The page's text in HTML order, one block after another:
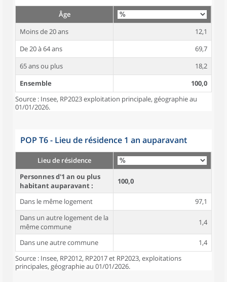
Âge
Moins de 20 ans
12,1
De 20 à 64 ans
69,7
65 ans ou plus
18,2
Ensemble
100,0
Source : Insee, RP2023 exploitation principale, géographie au
01/01/2026.
POP T6 - Lieu de résidence 1 an auparavant
Lieu de résidence
Personnes d'1 an ou plus
habitant auparavant :
100,0
Dans le même logement
97,1
Dans un autre logement de la
même commune
1,4
Dans une autre commune
1,4
Source : Insee, RP2012, RP2017 et RP2023, exploitations
principales, géographie au 01/01/2026.